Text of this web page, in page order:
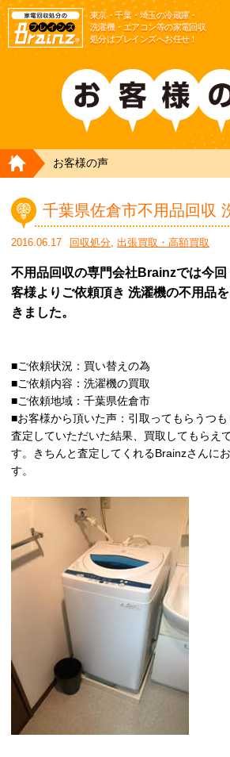
東京/埼玉/千葉/神奈川の 冷
東京・千葉・埼玉の冷蔵庫・
洗濯機・エアコン等の家電回収
処分はブレインズへお任せ！
HOME
お客様の声
千葉県佐倉市不用品回収
2016.06.17 回収処分, 出張買取・高額買取
不用品回収の専門会社Brainzでは今
客様よりご依頼頂き 洗濯機の不用品
きました。
■ご依頼状況：買い替えの為
■ご依頼内容：洗濯機の買取
■ご依頼地域：千葉県佐倉市
■お客様から頂いた声：引取ってもらうつ
査定していただいた結果、買取してもらえ
す。きちんと査定してくれるBrainzさんに
す。